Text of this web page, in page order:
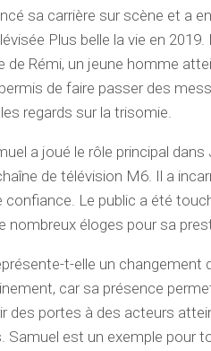
sa carrière sur scène et a
Plus belle la vie en
de Rémi, un jeune homme
de faire passer des
regards sur la trisomie.
a joué le rôle principal dans
de télévision M6. Il a
confiance. Le public a été
nombreux éloges pour sa
t-elle un changement
car sa présence
des portes à des acteurs
Samuel est un exemple pour